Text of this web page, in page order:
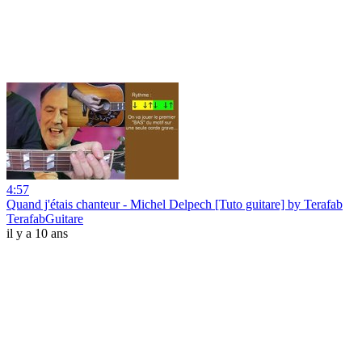
4:57
Quand j'étais chanteur - Michel Delpech [Tuto guitare] by Terafab
TerafabGuitare
il y a 10 ans